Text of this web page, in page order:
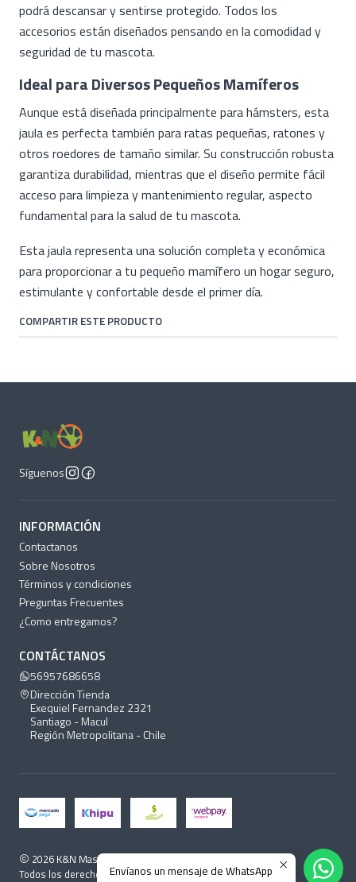
podrá descansar y sentirse protegido. Todos los
accesorios están diseñados pensando en la comodidad y
seguridad de tu mascota.
Ideal para Diversos Pequeños Mamíferos
Aunque está diseñada principalmente para hámsters, esta
jaula es perfecta también para ratas pequeñas, ratones y
otros roedores de tamaño similar. Su construcción robusta
garantiza durabilidad, mientras que el diseño permite fácil
acceso para limpieza y mantenimiento regular, aspecto
fundamental para la salud de tu mascota.
Esta jaula representa una solución completa y económica
para proporcionar a tu pequeño mamífero un hogar seguro,
estimulante y confortable desde el primer día.
COMPARTIR ESTE PRODUCTO
Síguenos
INFORMACIÓN
Contactanos
Sobre Nosotros
Términos y condiciones
Preguntas Frecuentes
¿Como entregamos?
CONTÁCTANOS
56957686658
Dirección Tienda
Exequiel Fernandez 2321
Santiago - Macul
Región Metropolitana - Chile
2026 K&N Mascotas.
Todos los derechos reservados. Desarrollado por Jumpseller
Envíanos un mensaje de WhatsApp